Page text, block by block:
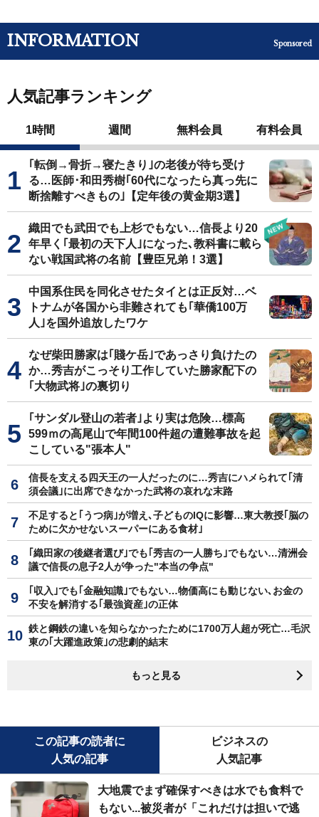
INFORMATION Sponsored
人気記事ランキング
1時間 週間 無料会員 有料会員
｢転倒→骨折→寝たきり｣の老後が待ち受け
る…医師･和田秀樹｢60代になったら真っ先に
断捨離すべきもの｣【定年後の黄金期3選】
織田でも武田でも上杉でもない…信長より20
年早く｢最初の天下人｣になった､教科書に載ら
ない戦国武将の名前【豊臣兄弟！3選】
中国系住民を同化させたタイとは正反対…ベ
トナムが各国から非難されても｢華僑100万
人｣を国外追放したワケ
なぜ柴田勝家は｢賤ケ岳｣であっさり負けたの
か…秀吉がこっそり工作していた勝家配下の
｢大物武将｣の裏切り
｢サンダル登山の若者｣より実は危険…標高
599ｍの高尾山で年間100件超の遭難事故を起
こしている"張本人"
信長を支える四天王の一人だったのに…秀吉にハメられて｢清
須会議｣に出席できなかった武将の哀れな末路
不足すると｢うつ病｣が増え､子どものIQに影響…東大教授｢脳の
ために欠かせないスーパーにある食材｣
｢織田家の後継者選び｣でも｢秀吉の一人勝ち｣でもない…清洲会
議で信長の息子2人が争った"本当の争点"
｢収入｣でも｢金融知識｣でもない…物価高にも動じない､お金の
不安を解消する｢最強資産｣の正体
鉄と鋼鉄の違いを知らなかったために1700万人超が死亡…毛沢
東の｢大躍進政策｣の悲劇的結末
もっと見る
この記事の読者に
人気の記事
ビジネスの
人気記事
大地震でまず確保すべきは水でも食料で
もない...被災者が「これだけは担いで逃